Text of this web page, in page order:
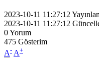
2023-10-11 11:27:12
2023-10-11 11:27:12
0Yorum
475 Gösterim
A- A+